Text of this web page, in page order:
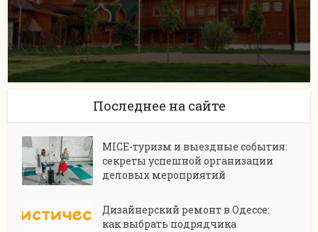
Последнее на сайте
MICE-туризм и выездные события:
секреты успешной организации
деловых мероприятий
Дизайнерский ремонт в Одессе:
как выбрать подрядчика